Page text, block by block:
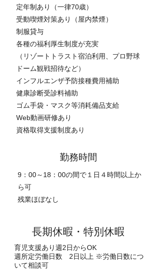
定年制あり（一律70歳）
受動喫煙対策あり（屋内禁煙）
制服貸与
各種の福利厚生制度が充実
（リゾートトラスト宿泊利用、プロ野球
ドーム観戦招待など）
インフルエンザ予防接種費用補助
健康診断受診料補助
ゴム手袋・マスク等消耗備品支給
Web動画研修あり
資格取得支援制度あり
勤務時間
9：00～18：00の間で１日４時間以上か
ら可
残業ほぼなし
長期休暇・特別休暇
育児支援あり週2日からOK
週所定労働日数 2日以上 ※労働日数につ
いて相談可